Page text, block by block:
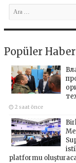
Popüler
2 saat önce
platformu